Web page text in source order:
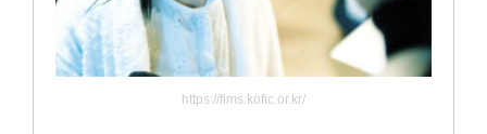
https://fims.kofic.or.kr/